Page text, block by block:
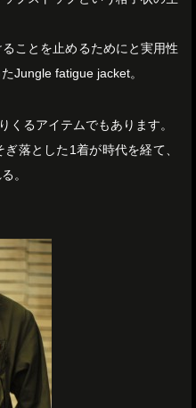
ことを止めるためにと実用性
Jungle fatigue jacket。
くるアイテムでもあります。
落とした1着が時代を経て、
。